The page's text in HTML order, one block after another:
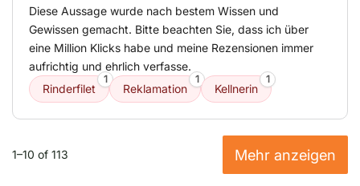
Diese Aussage wurde nach bestem Wissen und
Gewissen gemacht. Bitte beachten Sie, dass ich über
eine Million Klicks habe und meine Rezensionen immer
aufrichtig und ehrlich verfasse.
Rinderfilet
1
Reklamation
1
Kellnerin
1
1–10 of 113 Mehr anzeigen